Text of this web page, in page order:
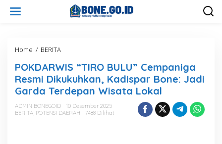
Home / BERITA
K
D
A
R
W
I
POKDARWIS “TIRO BULU” Cempaniga
Resmi Dikukuhkan, Kadispar Bone: Jadi
Garda Terdepan Wisata Lokal
ADMIN BONEGOID
10 Desember 2025
BERITA, POTENSI DAERAH 7488 Dilihat